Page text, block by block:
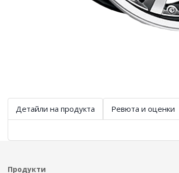
Детайли на продукта Ревюта и оценки
Продукти